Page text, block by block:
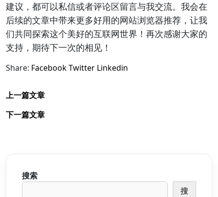
建议，都可以私信或者评论区留言与我交流。我会在
后续的文章中带来更多好用的网站浏览器推荐，让我
们共同探索这个美好的互联网世界！再次感谢大家的
支持，期待下一次的相见！
Share: FacebookTwitter Linkedin
上一篇文章
下一篇文章
搜索
搜